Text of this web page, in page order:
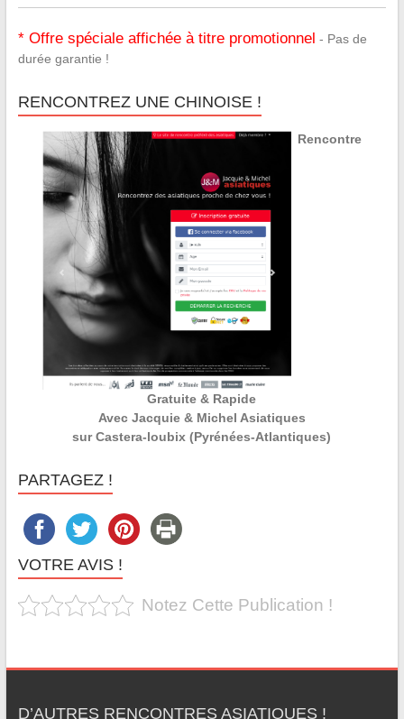
* Offre spéciale affichée à titre promotionnel - Pas de
durée garantie !
RENCONTREZ UNE CHINOISE !
Rencontre
Gratuite & Rapide
Avec Jacquie & Michel Asiatiques
sur Castera-loubix (Pyrénées-Atlantiques)
PARTAGEZ !
VOTRE AVIS !
Notez Cette Publication !
D’AUTRES RENCONTRES ASIATIQUES !